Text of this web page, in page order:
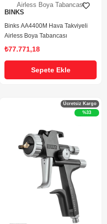
Airless Boya Tabancası
BINKS
Binks AA4400M Hava Takviyeli
Airless Boya Tabancası
₺77.771,18
Sepete Ekle
Ücretsiz Kargo
%33